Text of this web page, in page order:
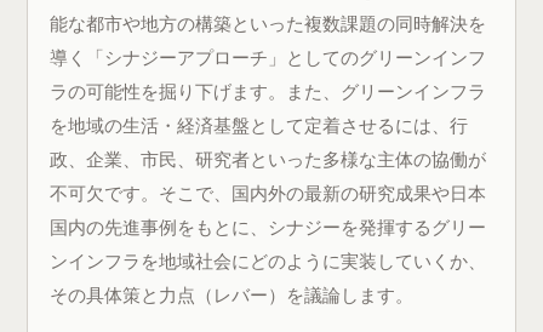
能な都市や地方の構築といった複数課題の同時解決を
導く「シナジーアプローチ」としてのグリーンインフ
ラの可能性を掘り下げます。また、グリーンインフラ
を地域の生活・経済基盤として定着させるには、行
政、企業、市民、研究者といった多様な主体の協働が
不可欠です。そこで、国内外の最新の研究成果や日本
国内の先進事例をもとに、シナジーを発揮するグリー
ンインフラを地域社会にどのように実装していくか、
その具体策と力点（レバー）を議論します。